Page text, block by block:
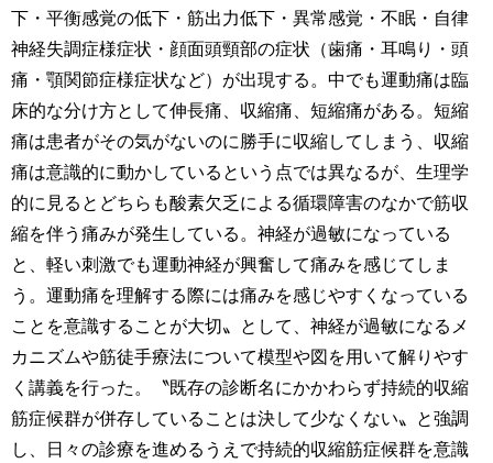
下・平衡感覚の低下・筋出力低下・異常感覚・不眠・自律
神経失調症様症状・顔面頭頸部の症状（歯痛・耳鳴り・頭
痛・顎関節症様症状など）が出現する。中でも運動痛は臨
床的な分け方として伸長痛、収縮痛、短縮痛がある。短縮
痛は患者がその気がないのに勝手に収縮してしまう、収縮
痛は意識的に動かしているという点では異なるが、生理学
的に見るとどちらも酸素欠乏による循環障害のなかで筋収
縮を伴う痛みが発生している。神経が過敏になっている
と、軽い刺激でも運動神経が興奮して痛みを感じてしま
う。運動痛を理解する際には痛みを感じやすくなっている
ことを意識することが大切〟として、神経が過敏になるメ
カニズムや筋徒手療法について模型や図を用いて解りやす
く講義を行った。〝既存の診断名にかかわらず持続的収縮
筋症候群が併存していることは決して少なくない〟と強調
し、日々の診療を進めるうえで持続的収縮筋症候群を意識